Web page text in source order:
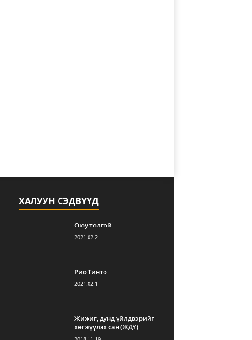
ХАЛУУН СЭДВҮҮД
Оюу толгой
2021.02.2
Рио Тинто
2021.02.1
Жижиг, дунд үйлдвэрийг
хөгжүүлэх сан (ЖДҮ)